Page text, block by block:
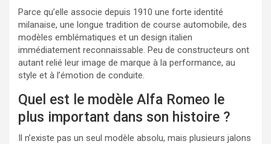
Parce qu’elle associe depuis 1910 une forte identité
milanaise, une longue tradition de course automobile, des
modèles emblématiques et un design italien
immédiatement reconnaissable. Peu de constructeurs ont
autant relié leur image de marque à la performance, au
style et à l’émotion de conduite.
Quel est le modèle Alfa Romeo le
plus important dans son histoire ?
Il n’existe pas un seul modèle absolu, mais plusieurs jalons